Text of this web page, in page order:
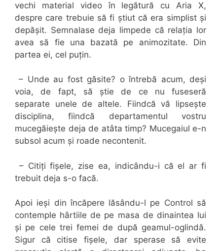
vechi material video în legătură cu Aria X,
despre care trebuie să fi știut că era simplist și
depășit. Semnalase deja limpede că relația lor
avea să fie una bazată pe animozitate. Din
partea ei, cel puțin.
– Unde au fost găsite? o întrebă acum, deși
voia, de fapt, să știe de ce nu fuseseră
separate unele de altele. Fiindcă vă lipsește
disciplina, fiindcă departamentul vostru
mucegăiește deja de atâta timp? Mucegaiul e-n
subsol acum și roade necontenit.
– Citiți fișele, zise ea, indicându-i că el ar fi
trebuit deja s-o facă.
Apoi ieși din încăpere lăsându-l pe Control să
contemple hârtiile de pe masa de dinaintea lui
și pe cele trei femei de după geamul-oglindă.
Sigur că citise fișele, dar sperase să evite